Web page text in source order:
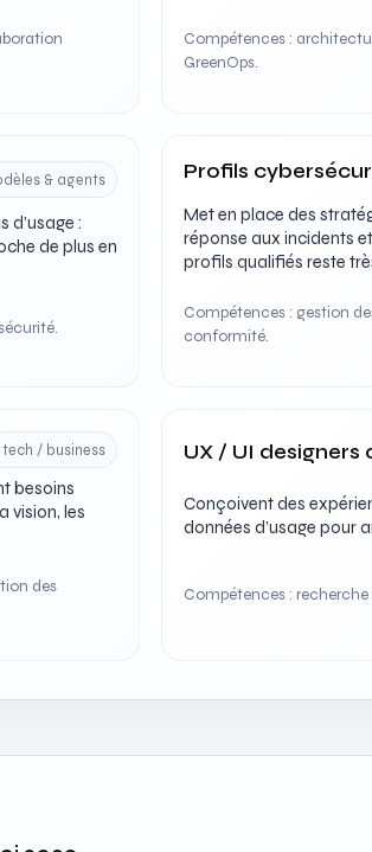
Compétences :
GreenOps.
& agents
d’usage :
de plus en
Profils
Met en place des
réponse aux incidents
profils qualifiés reste
Compétences : gestion
conformité.
tech / business
besoins
vision, les
des
UX / UI
Conçoivent des
données d’usage pour
Compétences :